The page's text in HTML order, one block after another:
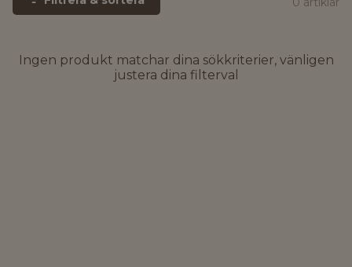
Ingen produkt matchar dina sökkriterier, vänligen
justera dina filterval